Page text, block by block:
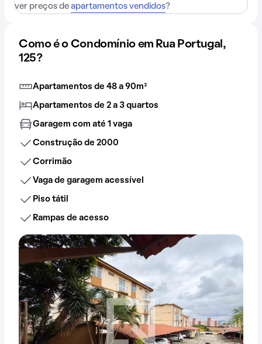
ver preços de apartamentos vendidos?
Como é o Condomínio em Rua Portugal,
125?
Apartamentos de 48 a 90m²
Apartamentos de 2 a 3 quartos
Garagem com até 1 vaga
Construção de 2000
Corrimão
Vaga de garagem acessível
Piso tátil
Rampas de acesso